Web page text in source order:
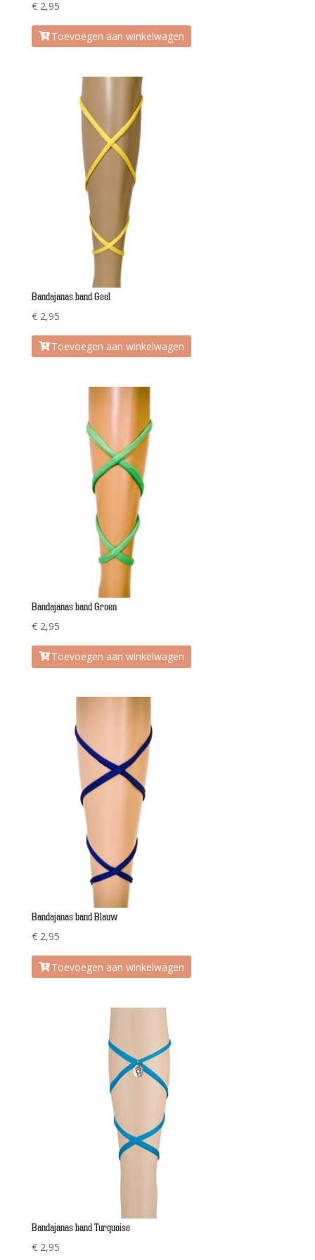
€2,95
Toevoegen aan winkelwagen
Bandajanas band Geel
€2,95
Toevoegen aan winkelwagen
Bandajanas band Groen
€2,95
Toevoegen aan winkelwagen
Bandajanas band Blauw
€2,95
Toevoegen aan winkelwagen
Bandajanas band Turquoise
€2,95